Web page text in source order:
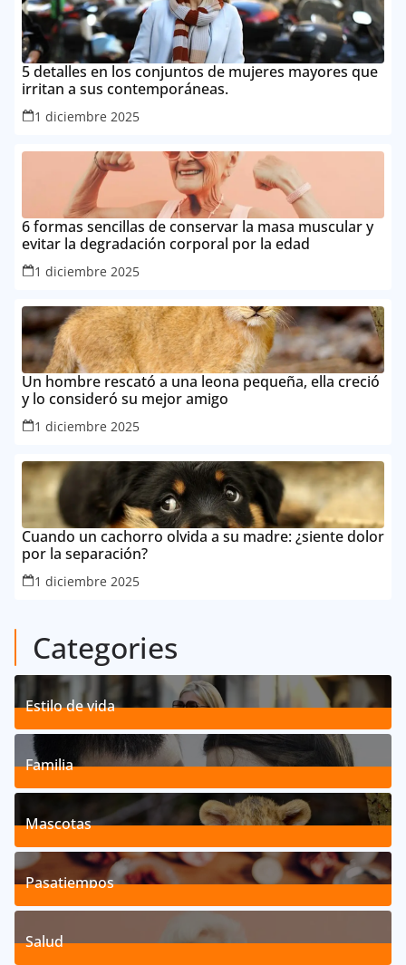
5 detalles en los conjuntos de mujeres mayores que
irritan a sus contemporáneas.
1 diciembre 2025
6 formas sencillas de conservar la masa muscular y
evitar la degradación corporal por la edad
1 diciembre 2025
Un hombre rescató a una leona pequeña, ella creció
y lo consideró su mejor amigo
1 diciembre 2025
Cuando un cachorro olvida a su madre: ¿siente dolor
por la separación?
1 diciembre 2025
Categories
Estilo de vida
192Posts
Familia
527Posts
Mascotas
119Posts
Pasatiempos
39Posts
Salud